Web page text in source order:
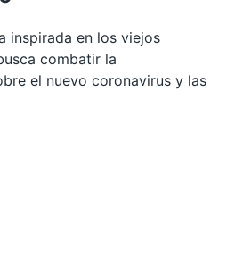
inspirada en los viejos
combatir la
el nuevo coronavirus y las